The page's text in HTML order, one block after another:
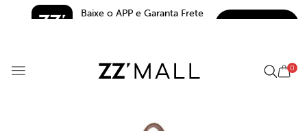
Baixe o APP e Garanta Frete
0